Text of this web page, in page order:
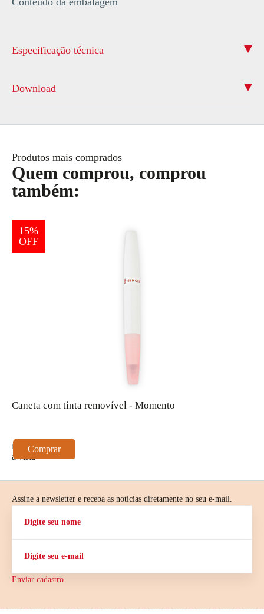
Especificação técnica
Download
Produtos mais comprados
Quem comprou, comprou
também:
15%
OFF
Caneta com tinta removível - Momento
R$ 129,00
à vista
Comprar
Assine a newsletter e receba as notícias diretamente no seu e-mail.
Enviar cadastro